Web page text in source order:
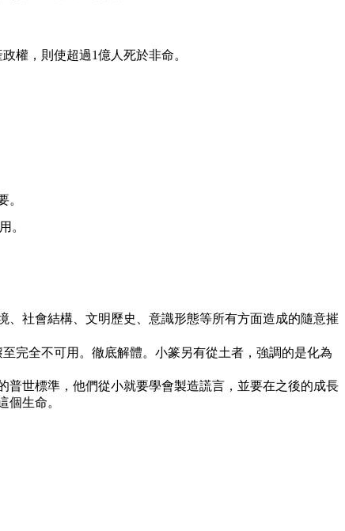
權，則使超過1億人死於非命。
。
。
社會結構、文明歷史、意識形態等所有方面造成的隨意摧
完全不可用。徹底解體。小篆另有從土者，強調的是化為
世標準，他們從小就要學會製造謊言，並要在之後的成長
個生命。